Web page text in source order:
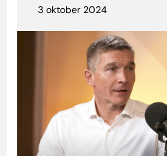
3 oktober 2024